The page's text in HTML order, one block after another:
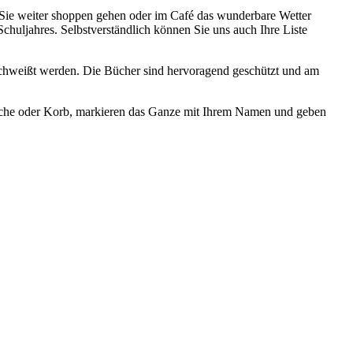
weiter shoppen gehen oder im Café das wunderbare Wetter
Selbstverständlich können Sie uns auch Ihre Liste
werden. Die Bücher sind hervoragend geschützt und am
oder Korb, markieren das Ganze mit Ihrem Namen und geben